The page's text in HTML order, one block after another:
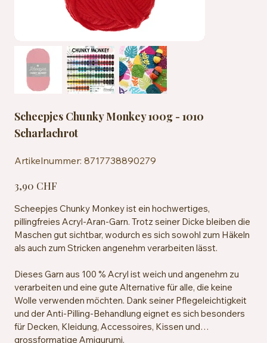
Scheepjes Chunky Monkey 100g - 1010
Scharlachrot
Artikelnummer: 8717738890279
8717738890279
3,90 CHF
Scheepjes Chunky Monkey ist ein hochwertiges,
pillingfreies Acryl-Aran-Garn. Trotz seiner Dicke bleiben die
Maschen gut sichtbar, wodurch es sich sowohl zum Häkeln
als auch zum Stricken angenehm verarbeiten lässt.
Dieses Garn aus 100 % Acryl ist weich und angenehm zu
verarbeiten und eine gute Alternative für alle, die keine
Wolle verwenden möchten. Dank seiner Pflegeleichtigkeit
und der Anti-Pilling-Behandlung eignet es sich besonders
für Decken, Kleidung, Accessoires, Kissen und
grossformatige Amigurumi.